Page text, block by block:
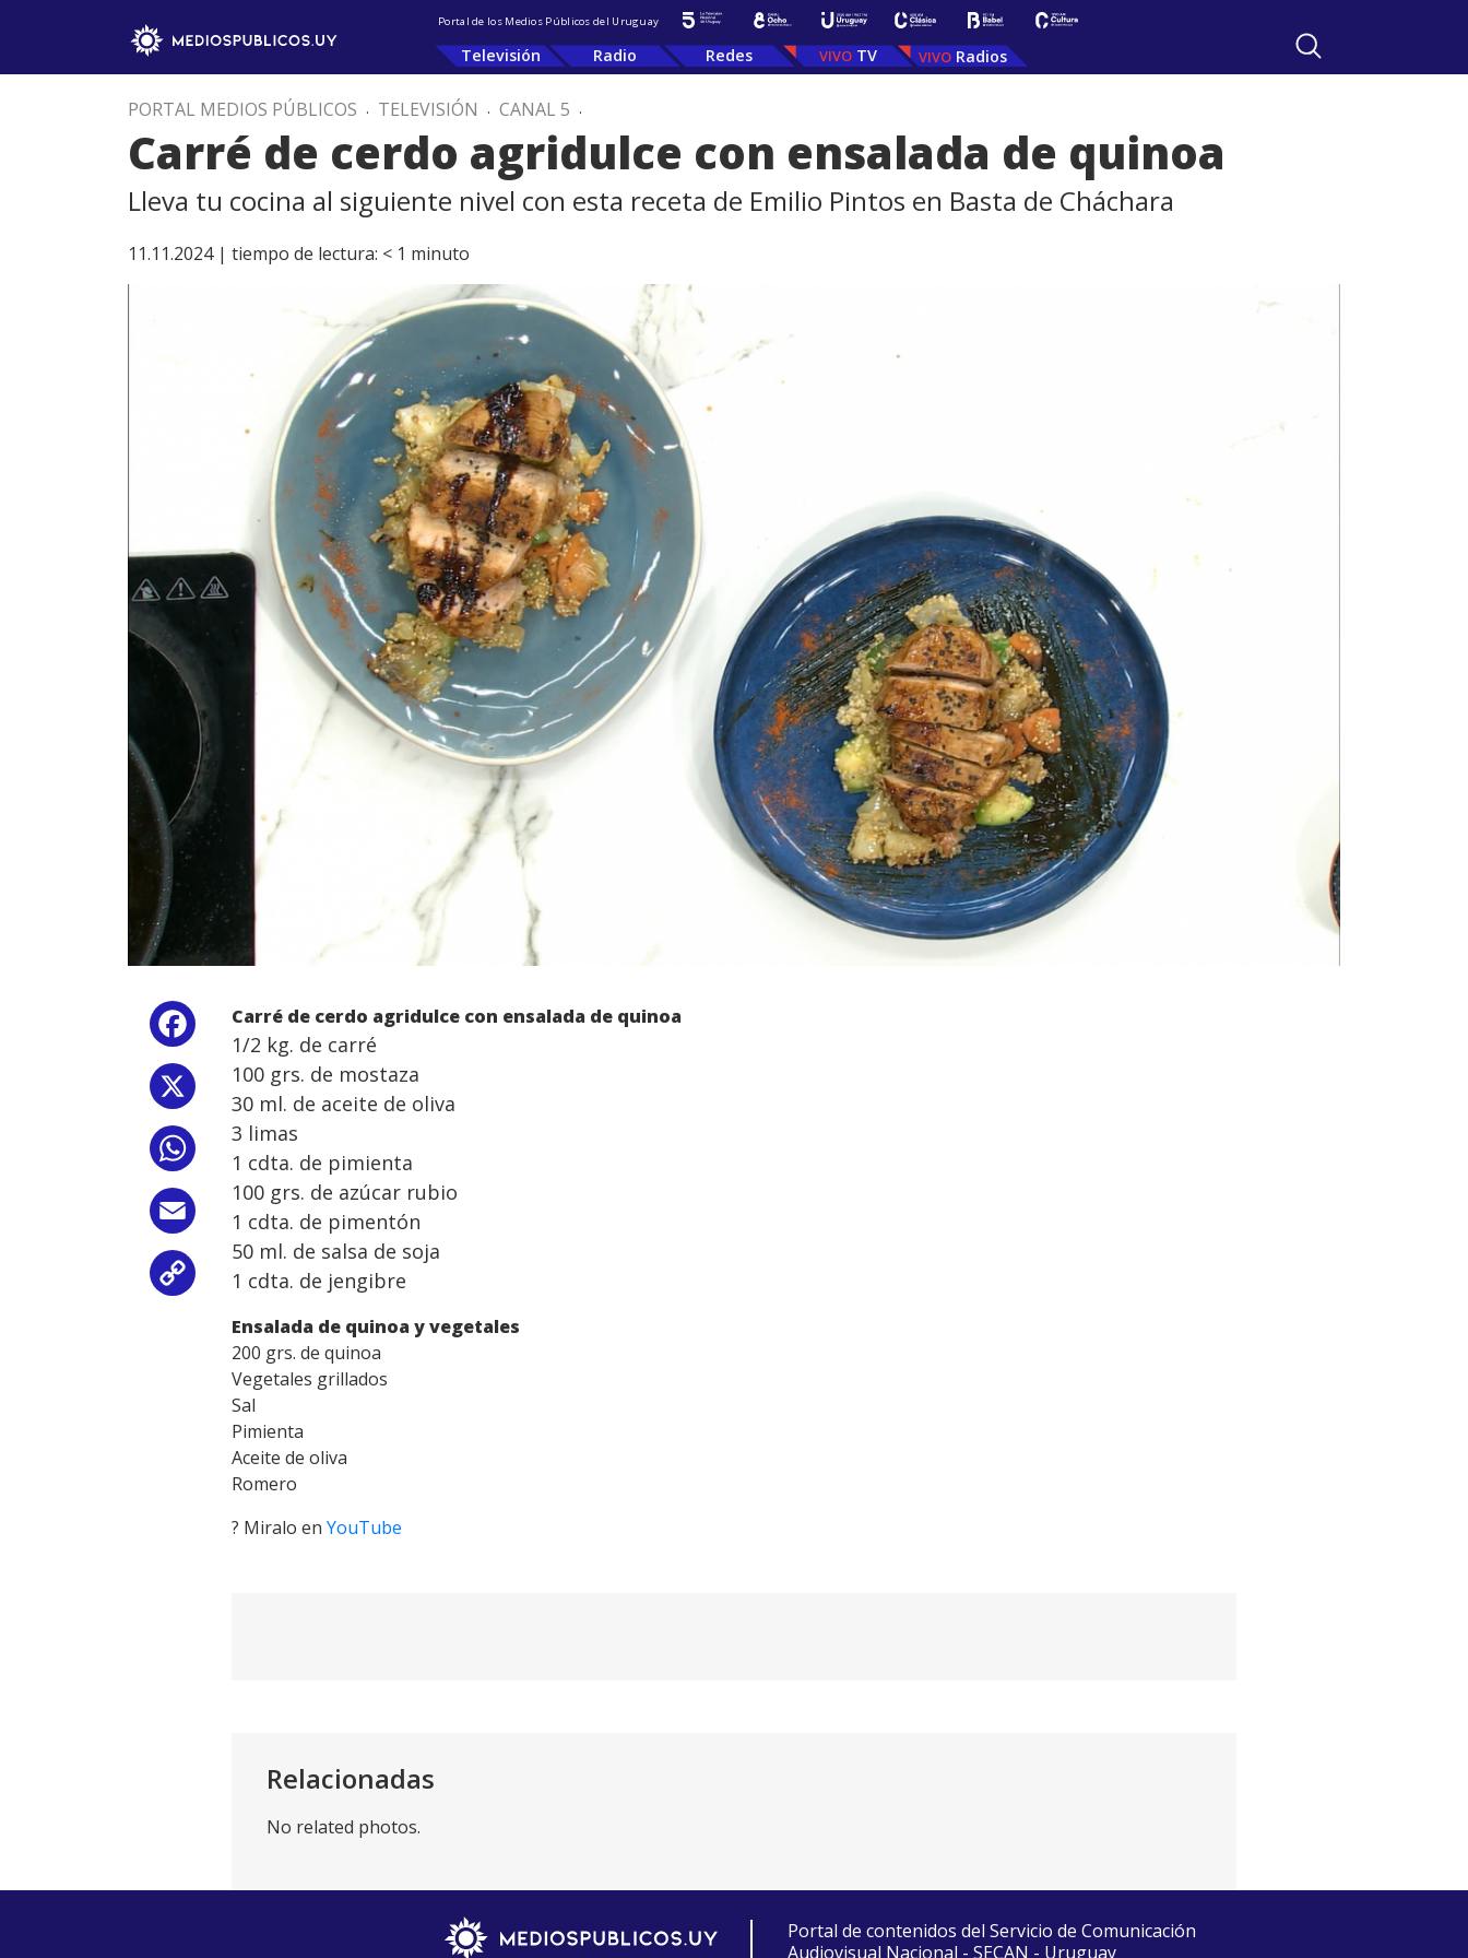
Portal de los Medios Públicos del Uruguay
Televisión Radio Redes TV Radios
PORTAL MEDIOS PÚBLICOS . TELEVISIÓN . CANAL 5 .
Carré de cerdo agridulce con ensalada de quinoa
Lleva tu cocina al siguiente nivel con esta receta de Emilio Pintos en Basta de Cháchara
11.11.2024 | tiempo de lectura: < 1 minuto
Facebook
WhatsApp
Email
Copy
Link
Carré de cerdo agridulce con ensalada de quinoa
1/2 kg. de carré
100 grs. de mostaza
30 ml. de aceite de oliva
3 limas
1 cdta. de pimienta
100 grs. de azúcar rubio
1 cdta. de pimentón
50 ml. de salsa de soja
1 cdta. de jengibre
Ensalada de quinoa y vegetales
200 grs. de quinoa
Vegetales grillados
Sal
Pimienta
Aceite de oliva
Romero
? Miralo en YouTube
Relacionadas
No related photos.
Portal de contenidos del Servicio de Comunicación
Audiovisual Nacional - SECAN - Uruguay